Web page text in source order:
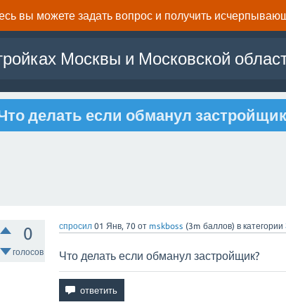
вы можете задать вопрос и получить
Москвы и Московской
делать если обманул
0
голосов
спросил 01 Янв, 70 от mskboss (3m баллов) в категории
Что делать если обманул застройщик?